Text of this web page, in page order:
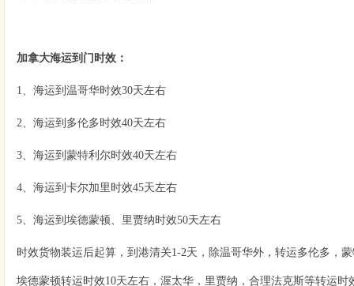
加拿大海运到门时效：
1、海运到温哥华时效30天左右
2、海运到多伦多时效40天左右
3、海运到蒙特利尔时效40天左右
4、海运到卡尔加里时效45天左右
5、海运到埃德蒙顿、里贾纳时效50天左右
时效货物装运后起算，到港清关1-2天，除温哥华外，转运多伦多，
埃德蒙顿转运时效10天左右，渥太华，里贾纳，合理法克斯等转运时